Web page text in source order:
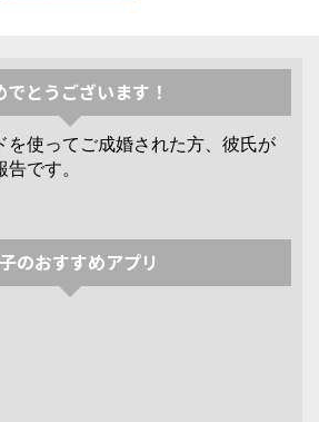
でとうございます！
を使ってご成婚された方、彼氏が
です。
のおすすめアプリ